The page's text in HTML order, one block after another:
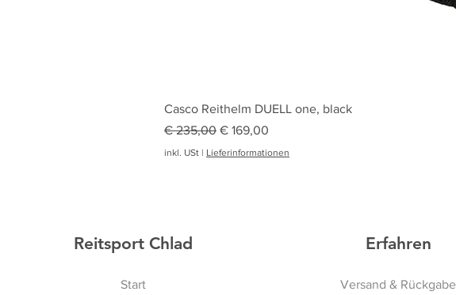
Casco Reithelm DUELL one, black
Standardpreis
€ 235,00 Sale-Preis
€ 169,00
inkl. USt | Lieferinformationen
Reitsport Chlad
Start
Erfahren
Versand & Rückgabe